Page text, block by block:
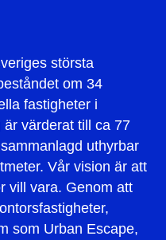
största
om 34
fastigheter i
värderat till ca 77
uthyrbar
Vår vision är att
vill vara. Genom att
som Urban Escape,